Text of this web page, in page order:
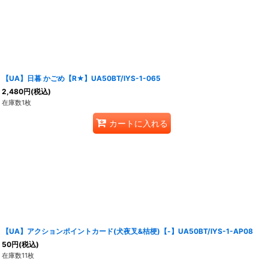
【UA】日暮 かごめ【R★】UA50BT/IYS-1-065
2,480円(税込)
在庫数1枚
カートに入れる
【UA】アクションポイントカード(犬夜叉&桔梗)【-】UA50BT/IYS-1-AP08
50円(税込)
在庫数11枚